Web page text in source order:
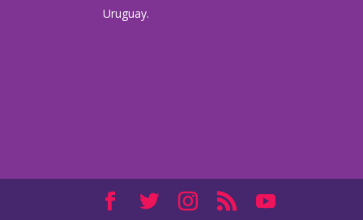
Uruguay.